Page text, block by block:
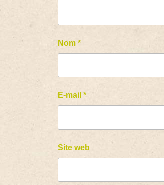
Nom*
E-mail*
Site web